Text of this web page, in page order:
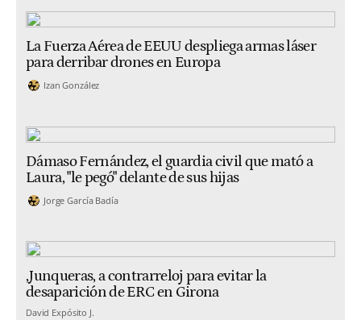
La Fuerza Aérea de EEUU despliega armas láser
para derribar drones en Europa
Izan González
Dámaso Fernández, el guardia civil que mató a
Laura, "le pegó" delante de sus hijas
Jorge García Badía
,Junqueras, a contrarreloj para evitar la
desaparición de ERC en Girona
David Expósito J.